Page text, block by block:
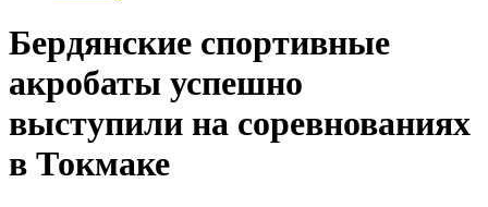
Бердянские спортивные
акробаты успешно
выступили на соревнованиях
в Токмаке